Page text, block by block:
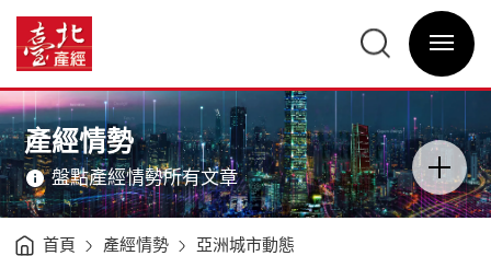
京、
新
加
坡、
香
港、
上
海
（2022H1）
臺
北
臺
經
訊
網
網
站
主
單
選
單
關
主
意
境
產經情勢
盤點產經情勢所有文章
分
類
開
關
首頁 產經情勢 亞洲城市動態